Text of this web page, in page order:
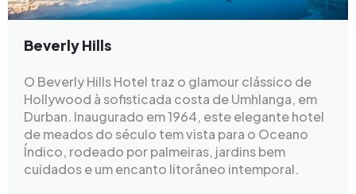
Beverly Hills
O Beverly Hills Hotel traz o glamour clássico de
Hollywood à sofisticada costa de Umhlanga, em
Durban. Inaugurado em 1964, este elegante hotel
de meados do século tem vista para o Oceano
Índico, rodeado por palmeiras, jardins bem
cuidados e um encanto litorâneo intemporal.